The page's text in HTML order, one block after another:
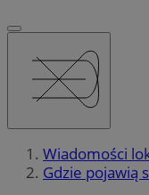
Wiadomości
Gdzie pojawią